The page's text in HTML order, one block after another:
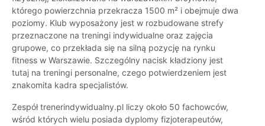
którego powierzchnia przekracza 1500 m² i obejmuje dwa
poziomy. Klub wyposażony jest w rozbudowane strefy
przeznaczone na treningi indywidualne oraz zajęcia
grupowe, co przekłada się na silną pozycję na rynku
fitness w Warszawie. Szczególny nacisk kładziony jest
tutaj na treningi personalne, czego potwierdzeniem jest
znakomita kadra specjalistów.
Zespół trenerindywidualny.pl liczy około 50 fachowców,
wśród których wielu posiada dyplomy fizjoterapeutów,